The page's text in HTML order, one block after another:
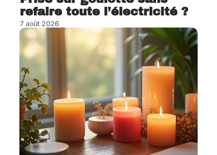
refaire toute l’électricité ?
7 août 2026